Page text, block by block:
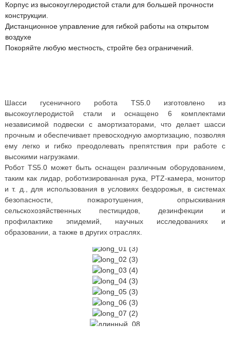
Корпус из высокоуглеродистой стали для большей прочности
конструкции.
Дистанционное управление для гибкой работы на открытом
воздухе
Покоряйте любую местность, стройте без ограничений.
Шасси гусеничного робота TS5.0 изготовлено из
высокоуглеродистой стали и оснащено 6 комплектами
независимой подвески с амортизаторами, что делает шасси
прочным и обеспечивает превосходную амортизацию, позволяя
ему легко и гибко преодолевать препятствия при работе с
высокими нагрузками.
Робот TS5.0 может быть оснащен различным оборудованием,
таким как лидар, роботизированная рука, PTZ-камера, монитор
и т. д., для использования в условиях бездорожья, в системах
безопасности, пожаротушения, опрыскивания
сельскохозяйственных пестицидов, дезинфекции и
профилактике эпидемий, научных исследованиях и
образовании, а также в других отраслях.